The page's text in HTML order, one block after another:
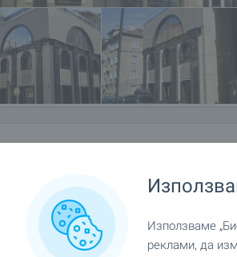
Използваме
реклами, да